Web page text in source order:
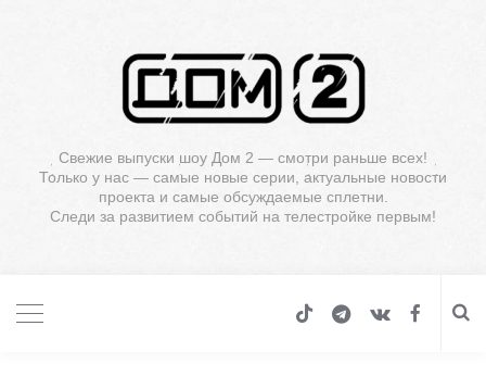
Свежие выпуски шоу Дом 2 — смотри раньше всех!
Только у нас — самые новые серии, актуальные новости
проекта и самые обсуждаемые сплетни.
Следи за развитием событий на телестройке первым!